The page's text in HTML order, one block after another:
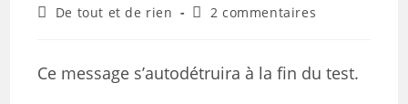
De tout et de rien
2 commentaires
Ce message s’autodétruira à la fin du test.